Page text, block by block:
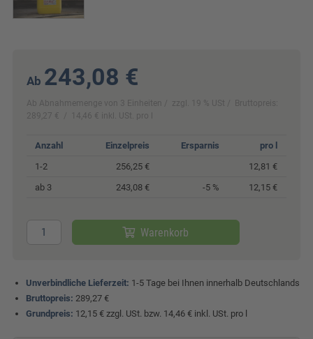
Ab 243,08 €
Ab Abnahmemenge von 3 Einheiten zzgl. 19 % USt
Bruttopreis:
289,27 €
14,46 € inkl. USt. pro l
Anzahl Einzelpreis Ersparnis
pro l
1-2
256,25 €
12,81 €
ab 3
243,08 € -5 % 12,15 €
Warenkorb
Unverbindliche Lieferzeit: 1-5 Tage bei Ihnen innerhalb Deutschlands
Bruttopreis: 289,27 €
Grundpreis: 12,15 € zzgl. USt. bzw. 14,46 € inkl. USt. pro l